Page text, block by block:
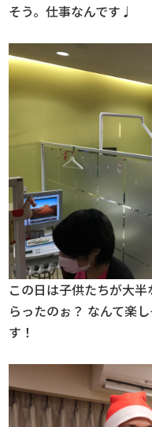
そう。仕事なんです♩
この日は子供たちが大
らったのぉ？ なんて楽
す！